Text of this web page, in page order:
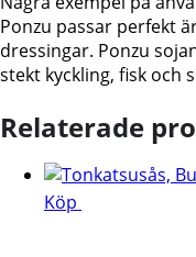
Ponzu passar perfekt
dressingar. Ponzu
stekt kyckling, fisk och
Relaterade
Köp